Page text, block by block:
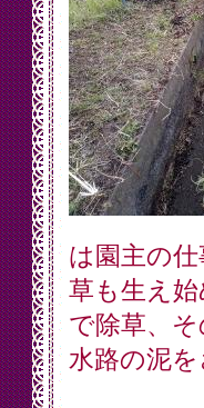
は園主の
草も生え
で除草、
水路の泥を